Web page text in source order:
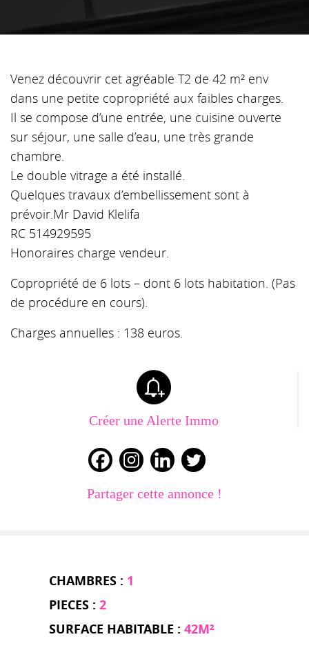
Venez découvrir cet agréable T2 de 42 m² env
dans une petite copropriété aux faibles charges.
Il se compose d’une entrée, une cuisine ouverte
sur séjour, une salle d’eau, une très grande
chambre.
Le double vitrage a été installé.
Quelques travaux d’embellissement sont à
prévoir.Mr David Klelifa
RC 514929595
Honoraires charge vendeur.
Copropriété de 6 lots – dont 6 lots habitation. (Pas
de procédure en cours).
Charges annuelles : 138 euros.
Créer une Alerte Immo
Partager cette annonce !
CHAMBRES : 1
PIECES : 2
SURFACE HABITABLE : 42M²